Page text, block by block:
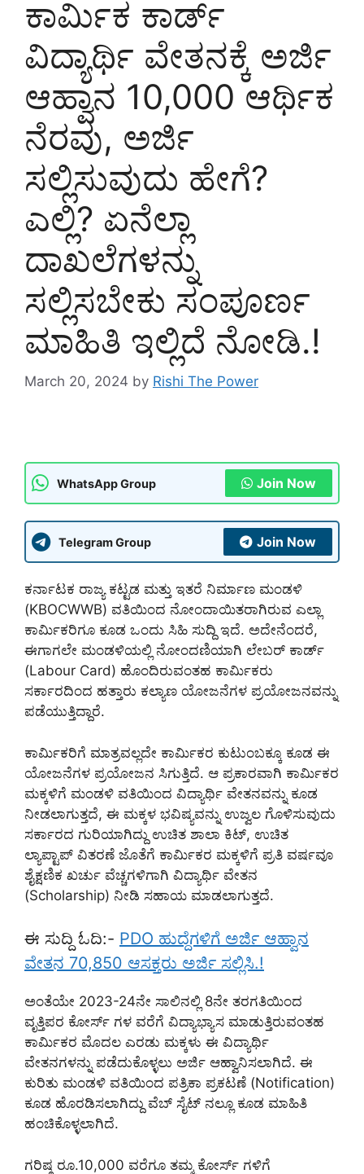
ಕಾರ್ಮಿಕ ಕಾರ್ಡ್
ವಿದ್ಯಾರ್ಥಿ ವೇತನಕ್ಕೆ ಅರ್ಜಿ
ಆಹ್ವಾನ 10,000 ಆರ್ಥಿಕ
ನೆರವು, ಅರ್ಜಿ
ಸಲ್ಲಿಸುವುದು ಹೇಗೆ?
ಎಲ್ಲಿ? ಏನೆಲ್ಲಾ
ದಾಖಲೆಗಳನ್ನು
ಸಲ್ಲಿಸಬೇಕು ಸಂಪೂರ್ಣ
ಮಾಹಿತಿ ಇಲ್ಲಿದೆ ನೋಡಿ.!
March 20, 2024 by Rishi The Power
WhatsApp Group Join Now
Telegram Group Join Now
ಕರ್ನಾಟಕ ರಾಜ್ಯ ಕಟ್ಟಡ ಮತ್ತು ಇತರೆ ನಿರ್ಮಾಣ ಮಂಡಳಿ
(KBOCWWB) ವತಿಯಿಂದ ನೋಂದಾಯಿತರಾಗಿರುವ ಎಲ್ಲಾ
ಕಾರ್ಮಿಕರಿಗೂ ಕೂಡ ಒಂದು ಸಿಹಿ ಸುದ್ದಿ ಇದೆ. ಅದೇನೆಂದರೆ,
ಈಗಾಗಲೇ ಮಂಡಳಿಯಲ್ಲಿ ನೋಂದಣಿಯಾಗಿ ಲೇಬರ್ ಕಾರ್ಡ್
(Labour Card) ಹೊಂದಿರುವಂತಹ ಕಾರ್ಮಿಕರು
ಸರ್ಕಾರದಿಂದ ಹತ್ತಾರು ಕಲ್ಯಾಣ ಯೋಜನೆಗಳ ಪ್ರಯೋಜನವನ್ನು
ಪಡೆಯುತ್ತಿದ್ದಾರೆ.
ಕಾರ್ಮಿಕರಿಗೆ ಮಾತ್ರವಲ್ಲದೇ ಕಾರ್ಮಿಕರ ಕುಟುಂಬಕ್ಕೂ ಕೂಡ ಈ
ಯೋಜನೆಗಳ ಪ್ರಯೋಜನ ಸಿಗುತ್ತಿದೆ. ಆ ಪ್ರಕಾರವಾಗಿ ಕಾರ್ಮಿಕರ
ಮಕ್ಕಳಿಗೆ ಮಂಡಳಿ ವತಿಯಿಂದ ವಿದ್ಯಾರ್ಥಿ ವೇತನವನ್ನು ಕೂಡ
ನೀಡಲಾಗುತ್ತದೆ, ಈ ಮಕ್ಕಳ ಭವಿಷ್ಯವನ್ನು ಉಜ್ವಲ ಗೊಳಿಸುವುದು
ಸರ್ಕಾರದ ಗುರಿಯಾಗಿದ್ದು ಉಚಿತ ಶಾಲಾ ಕಿಟ್, ಉಚಿತ
ಲ್ಯಾಪ್ಟಾಪ್ ವಿತರಣೆ ಜೊತೆಗೆ ಕಾರ್ಮಿಕರ ಮಕ್ಕಳಿಗೆ ಪ್ರತಿ ವರ್ಷವೂ
ಶೈಕ್ಷಣಿಕ ಖರ್ಚು ವೆಚ್ಚಗಳಿಗಾಗಿ ವಿದ್ಯಾರ್ಥಿ ವೇತನ
(Scholarship) ನೀಡಿ ಸಹಾಯ ಮಾಡಲಾಗುತ್ತದೆ.
ಈ ಸುದ್ದಿ ಓದಿ:- PDO ಹುದ್ದೆಗಳಿಗೆ ಅರ್ಜಿ ಆಹ್ವಾನ
ವೇತನ 70,850 ಆಸಕ್ತರು ಅರ್ಜಿ ಸಲ್ಲಿಸಿ.!
ಅಂತೆಯೇ 2023-24ನೇ ಸಾಲಿನಲ್ಲಿ 8ನೇ ತರಗತಿಯಿಂದ
ವೃತ್ತಿಪರ ಕೋರ್ಸ್ ಗಳ ವರೆಗೆ ವಿದ್ಯಾಭ್ಯಾಸ ಮಾಡುತ್ತಿರುವಂತಹ
ಕಾರ್ಮಿಕರ ಮೊದಲ ಎರಡು ಮಕ್ಕಳು ಈ ವಿದ್ಯಾರ್ಥಿ
ವೇತನಗಳನ್ನು ಪಡೆದುಕೊಳ್ಳಲು ಅರ್ಜಿ ಆಹ್ವಾನಿಸಲಾಗಿದೆ. ಈ
ಕುರಿತು ಮಂಡಳಿ ವತಿಯಿಂದ ಪತ್ರಿಕಾ ಪ್ರಕಟಣೆ (Notification)
ಕೂಡ ಹೊರಡಿಸಲಾಗಿದ್ದು ವೆಬ್ ಸೈಟ್ ನಲ್ಲೂ ಕೂಡ ಮಾಹಿತಿ
ಹಂಚಿಕೊಳ್ಳಲಾಗಿದೆ.
ಗರಿಷ್ಠ ರೂ.10,000 ವರೆಗೂ ತಮ್ಮ ಕೋರ್ಸ್ ಗಳಿಗೆ